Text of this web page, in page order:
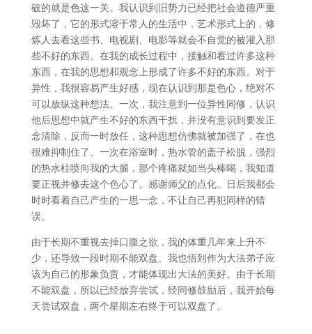
破的就是色这一关。我认识到旧势力已经把社会道德严重
毁坏了，它的形式溶于常人的生活中，艺术形式上的，修
炼人去看这些书、电视剧、电影等就会不自觉的被灌入那
些不好的东西。在我的成长过程中，接触和看过许多这种
东西，在我的思想和观念上形成了许多不好的东西。对于
异性，我很容易产生好感，现在认识到那是色心，绝对不
可以放纵这种想法。一次，我注意到一位异性同修，认识
他后思想中就产生不好的东西干扰，并没有意识到要发正
念清除，反而一时放任，这种思想仿佛就被加强了，在也
很难抑制住了。一次在浴室时，热水管的盖子松脱，强烈
的热水柱喷向我的大腿，那个疼痛就如当头棒喝，我知道
要正视并修去这个色心了。感谢师父的点化。日后我都会
时时看着自己产生的一思一念，不让自己再犯同样的错
误。
由于长期不重视去掉口腹之欲，我的体重几年来上升不
少，还导致一段时期不能双盘。我也悟到作为大法弟子应
该为自己的形象负责，才能体现出大法的美好。由于长期
不能双盘，所以已经放弃尝试，经同修鼓励后，我开始每
天尝试双盘，两个星期左右终于可以双盘了。